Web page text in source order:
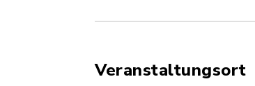
Veranstaltungsort